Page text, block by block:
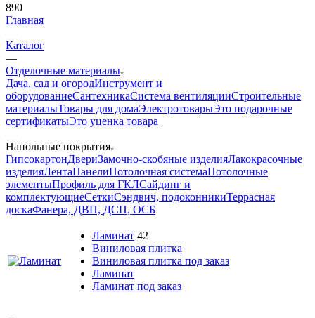
890
Главная
—
Каталог
—
Отделочные материалы
Дача, сад и огородИнструмент и
оборудованиеСантехникаСистема вентиляцииСтроительные
материалыТовары для домаЭлектротоварыЭто подарочные
сертификатыЭто уценка товара
—
Напольные покрытия
ГипсокартонДвериЗамочно-скобяные изделияЛакокрасочные
изделияЛентаПанелиПотолочная системаПотолочные
элементыПрофиль для ГКЛСайдинг и
комплектующиеСеткиСэндвич, подоконникиТеррасная
доскаФанера, ДВП, ДСП, ОСБ
Ламинат 42
Виниловая плитка
Виниловая плитка под заказ
Ламинат
Ламинат под заказ